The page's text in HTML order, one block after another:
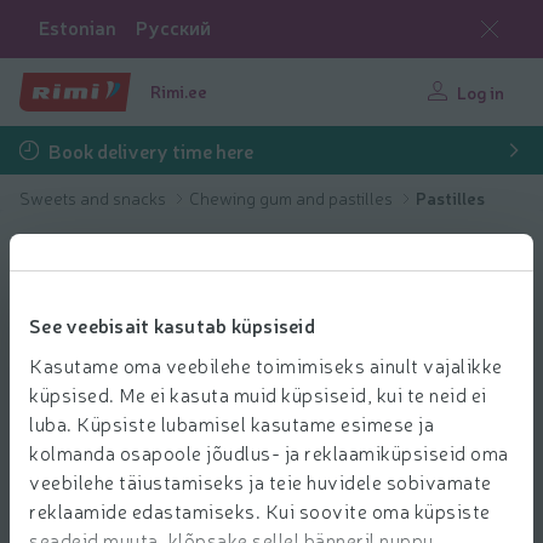
See veebisait kasutab küpsiseid
Kasutame oma veebilehe toimimiseks ainult vajalikke
küpsised. Me ei kasuta muid küpsiseid, kui te neid ei
luba. Küpsiste lubamisel kasutame esimese ja
kolmanda osapoole jõudlus- ja reklaamiküpsiseid oma
veebilehe täiustamiseks ja teie huvidele sobivamate
reklaamide edastamiseks. Kui soovite oma küpsiste
Estonian Русский
Rimi.ee Log in
Book delivery time here
Sweets and snacks Chewing gum and pastilles Pastilles